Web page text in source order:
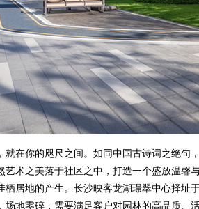
就在你的咫尺之间。如同中国古诗词之绝句
艺术之美落于社区之中，打造一个盛放温馨
栖居地的产生。长沙映客龙湖璟翠中心择
场地零碎，需要满足客户对园林的高品质、